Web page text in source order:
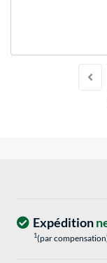
Expédition
1(par